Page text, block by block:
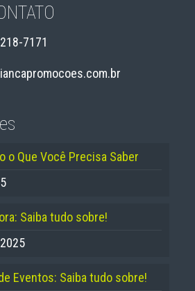
7171
o Que Você Precisa Saber
Saiba tudo sobre!
Eventos: Saiba tudo sobre!